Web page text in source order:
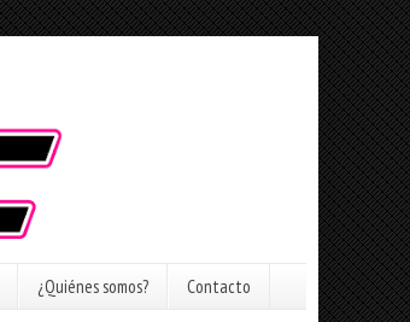
¿Quiénes somos? Contacto